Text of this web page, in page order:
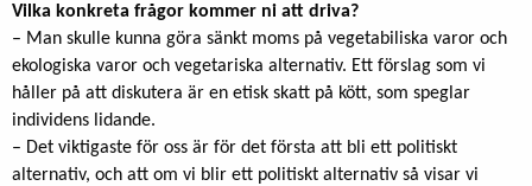
Vilka konkreta frågor kommer ni att driva?
– Man skulle kunna göra sänkt moms på vegetabiliska varor och
ekologiska varor och vegetariska alternativ. Ett förslag som vi
håller på att diskutera är en etisk skatt på kött, som speglar
individens lidande.
– Det viktigaste för oss är för det första att bli ett politiskt
alternativ, och att om vi blir ett politiskt alternativ så visar vi